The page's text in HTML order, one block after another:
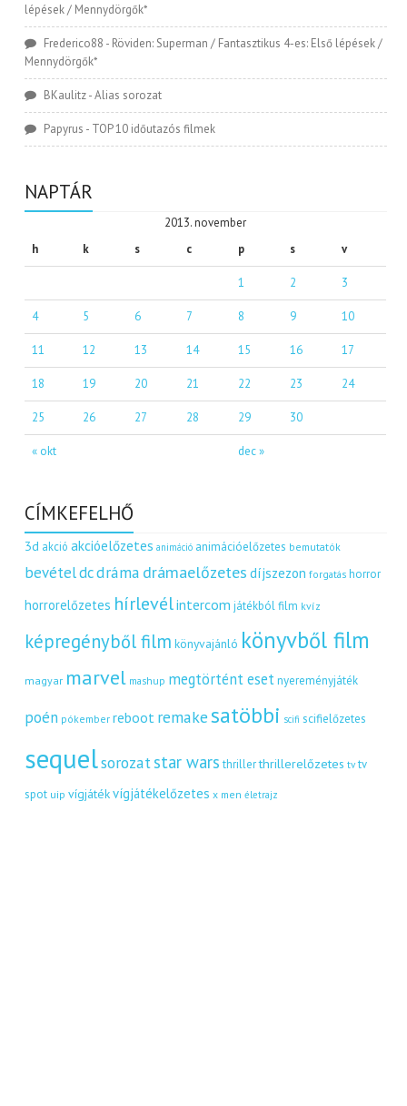
lépések / Mennydörgők*
Frederico88 - Röviden: Superman / Fantasztikus 4-es: Első lépések /
Mennydörgők*
BKaulitz-Alias sorozat
Papyrus - TOP 10 időutazós filmek
NAPTÁR
2013. november
h
k s c p s v
« okt dec »
1 2 3
4 5 6 7 8 9 10
11 12 13 14 15 16 17
18 19 20 21 22 23 24
25 26 27 28 29 30
CÍMKEFELHŐ
3d akció akcióelőzetes animáció animációelőzetes bemutatók
bevételdcdráma drámaelőzetes díjszezon forgatás horror
horrorelőzetes hírlevélintercom játékból film kvíz
képregényből film könyvajánló könyvből film
magyar marvel mashup megtörtént eset nyereményjáték
poén pókember reboot remakesatöbbi scifi scifielőzetes
sequelsorozatstar wars thriller thrillerelőzetes tv tv
spot uip vígjátékvígjátékelőzetes x men életrajz